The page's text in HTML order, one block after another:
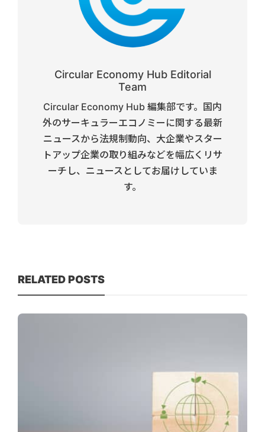
Circular Economy Hub Editorial
Team
Circular Economy Hub 編集部です。国内
外のサーキュラーエコノミーに関する最新
ニュースから法規制動向、大企業やスター
トアップ企業の取り組みなどを幅広くリサ
ーチし、ニュースとしてお届けしていま
す。
RELATED POSTS